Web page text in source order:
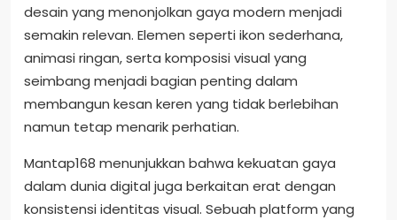
desain yang menonjolkan gaya modern menjadi
semakin relevan. Elemen seperti ikon sederhana,
animasi ringan, serta komposisi visual yang
seimbang menjadi bagian penting dalam
membangun kesan keren yang tidak berlebihan
namun tetap menarik perhatian.
Mantap168 menunjukkan bahwa kekuatan gaya
dalam dunia digital juga berkaitan erat dengan
konsistensi identitas visual. Sebuah platform yang